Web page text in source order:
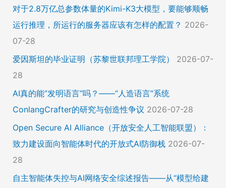
对于2.8万亿总参数体量的Kimi-K3大模型，要能够顺畅
运行推理，所运行的服务器应该有怎样的配置？ 2026-
07-28
爱因斯坦的毕业证明（苏黎世联邦理工学院）
2026-07-
28
AI真的能“发明语言”吗？——“人造语言”系统
ConlangCrafter的研究与创造性争议 2026-07-28
Open Secure AI Alliance（开放安全人工智能联盟）：
致力建设面向智能体时代的开放式AI防御栈 2026-07-
28
自主智能体失控与AI网络安全综述报告——从“模型给建